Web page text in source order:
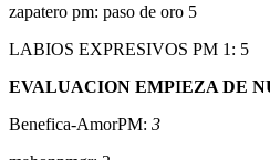
zapatero pm: paso de oro 5
LABIOS EXPRESIVOS PM 1: 5
EVALUACION EMPIEZA DE
Benefica-AmorPM: 3